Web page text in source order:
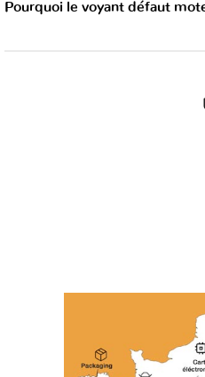
Pourquoi le voyant défaut